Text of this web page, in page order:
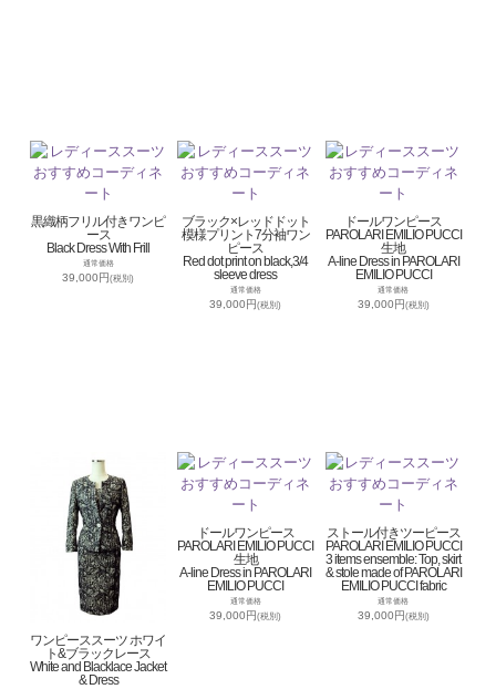
黒織柄フリル付きワンピ
ース
Black Dress With Frill
通常価格
39,000円(税別)
ブラック×レッドドット
模様プリント7分袖ワン
ピース
Red dot print on black,3/4
sleeve dress
通常価格
39,000円(税別)
ドールワンピース
PAROLARI EMILIO PUCCI
生地
A-line Dress in PAROLARI
EMILIO PUCCI
通常価格
39,000円(税別)
ワンピーススーツ ホワイ
ト&ブラックレース
White and Blacklace Jacket
& Dress
ドールワンピース
PAROLARI EMILIO PUCCI
生地
A-line Dress in PAROLARI
EMILIO PUCCI
通常価格
39,000円(税別)
ストール付きツーピース
PAROLARI EMILIO PUCCI
3 items ensemble: Top, skirt
& stole made of PAROLARI
EMILIO PUCCI fabric
通常価格
39,000円(税別)